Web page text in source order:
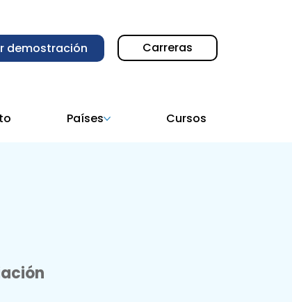
Países Cursos
demostración Carreras